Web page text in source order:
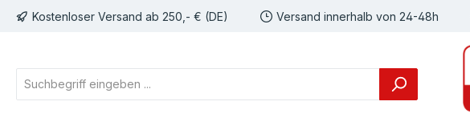
Zur Hauptnavigation springen
Kostenloser Versand ab 250,- € (DE) Versand innerhalb von 24-48h